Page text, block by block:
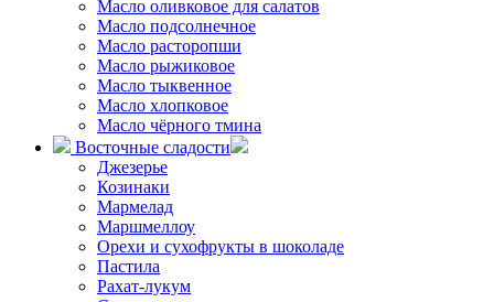
Масло оливковое для салатов
Масло подсолнечное
Масло расторопши
Масло рыжиковое
Масло тыквенное
Масло хлопковое
Масло чёрного тмина
Восточные сладости
Джезерье
Козинаки
Мармелад
Маршмеллоу
Орехи и сухофрукты в шоколаде
Пастила
Рахат-лукум